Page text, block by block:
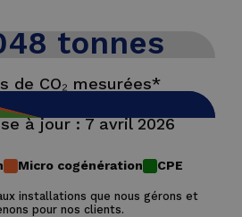
tonnes
de CO₂ mesurées*
à jour : 7 avril 2026
Micro cogénération CPE
installations que nous gérons et
pour nos clients.